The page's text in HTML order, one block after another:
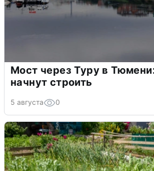
Мост через Туру в
начнут строить
5 августа 0